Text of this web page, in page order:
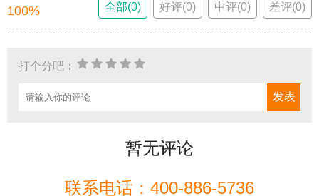
100% 全部(0) 好评(0) 中评(0) 差评(0)
打个分吧：
暂无评论
联系电话：400-886-5736